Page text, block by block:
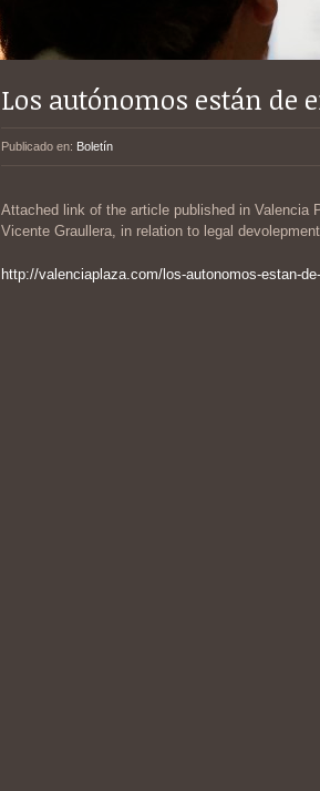
Los autónomos están de
Publicado en: Boletín
Attached link of the article published in Valencia
Vicente Graullera, in relation to legal
http://valenciaplaza.com/los-autonomos-estan-